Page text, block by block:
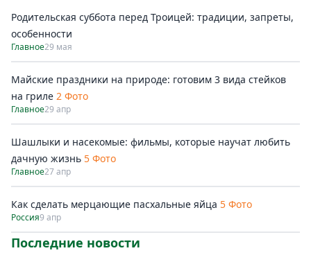
Родительская суббота перед Троицей: традиции, запреты,
особенности
Главное29 мая
Майские праздники на природе: готовим 3 вида стейков
на гриле 2 Фото
Главное29 апр
Шашлыки и насекомые: фильмы, которые научат любить
дачную жизнь 5 Фото
Главное27 апр
Как сделать мерцающие пасхальные яйца 5 Фото
Россия9 апр
Последние новости